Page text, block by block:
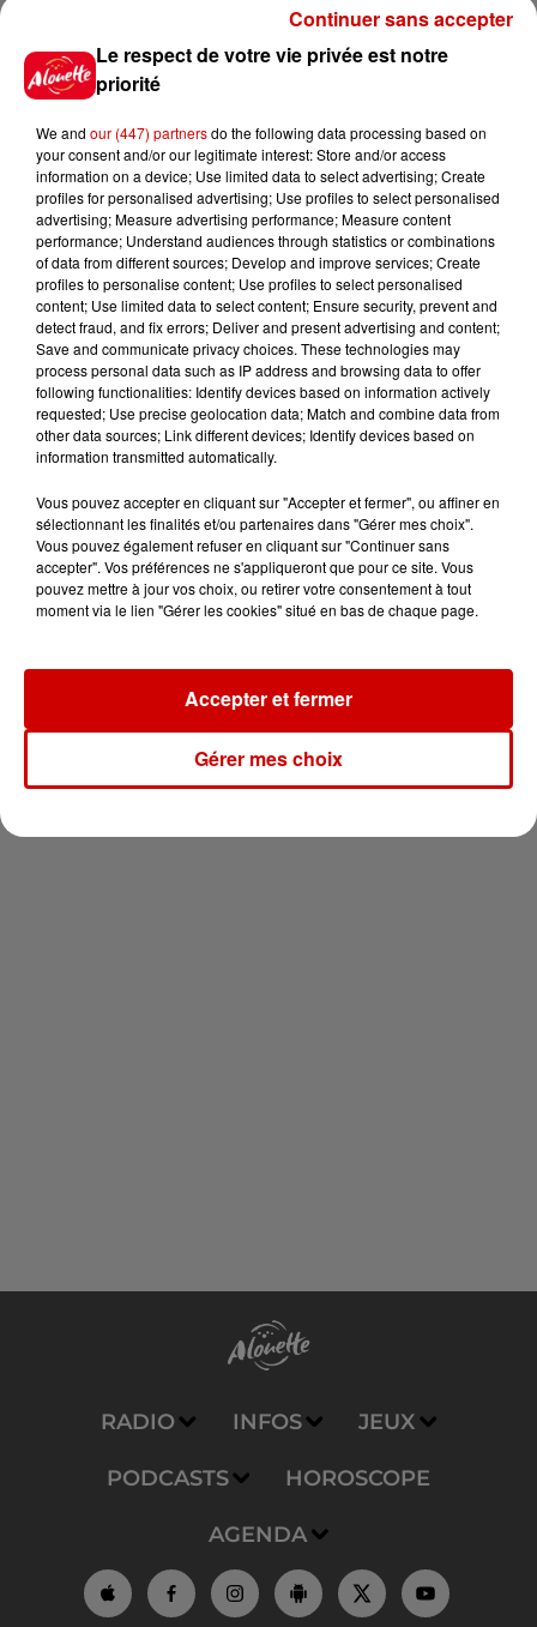
Gagnez vos places pour
l'événement Ride the Show à
Gagnez vos places pour le
festival Marché Gourmand 2026
à Coulon !
Le Duel - Gagnez vos entrées
pour le parc animalier de votre
choix !
Destination Vacances - Gagnez
votre séjour en famille au cœur
de la...
Newsletter
RADIO INFOS JEUX
PODCASTS HOROSCOPE
AGENDA
Le respect de votre vie privée est notre
priorité
We and our (447) partnersdo the following data processing based on
your consent and/or our legitimate interest: Store and/or access
information on a device; Use limited data to select advertising; Create
profiles for personalised advertising; Use profiles to select personalised
advertising; Measure advertising performance; Measure content
performance; Understand audiences through statistics or combinations
of data from different sources; Develop and improve services; Create
profiles to personalise content; Use profiles to select personalised
content; Use limited data to select content; Ensure security, prevent and
detect fraud, and fix errors; Deliver and present advertising and content;
Save and communicate privacy choices. These technologies may
process personal data such as IP address and browsing data to offer
following functionalities: Identify devices based on information actively
requested; Use precise geolocation data; Match and combine data from
other data sources; Link different devices; Identify devices based on
information transmitted automatically.
Vous pouvez accepter en cliquant sur "Accepter et fermer", ou affiner en
sélectionnant les finalités et/ou partenaires dans "Gérer mes choix".
Vous pouvez également refuser en cliquant sur "Continuer sans
accepter". Vos préférences ne s'appliqueront que pour ce site. Vous
pouvez mettre à jour vos choix, ou retirer votre consentement à tout
moment via le lien "Gérer les cookies" situé en bas de chaque page.
Gérer mes choix
Accepter et fermer
Continuer sans accepter